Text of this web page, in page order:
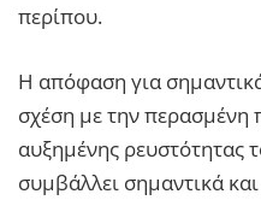
περίπου.
Η απόφαση για
σχέση με την περασμένη
αυξημένης ρευστότητας
συμβάλλει σημαντικά